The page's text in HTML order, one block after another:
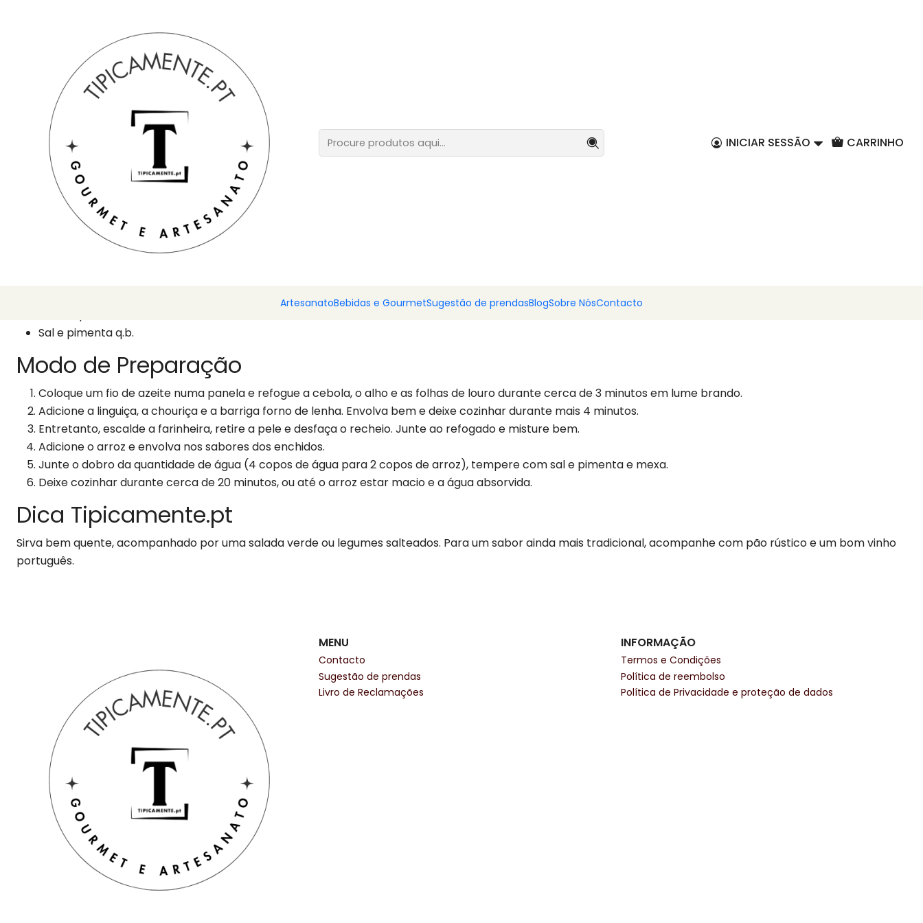
INICIAR SESSÃO CARRINHO
ArtesanatoBebidas e GourmetSugestão de prendasBlogSobre NósContacto
Receita de Arroz de Enchidos
Ingredientes
2 copos de arroz
4 Linguiças Extra às rodelas
½ Chouriça do Lavrador às rodelas
150 g de Barriga Forno de Lenha em cubos
Sal e pimenta q.b.
Modo de Preparação
Coloque um fio de azeite numa panela e refogue a cebola, o alho e as folhas de louro durante cerca de 3 minutos em lume brando.
Adicione a linguiça, a chouriça e a barriga forno de lenha. Envolva bem e deixe cozinhar durante mais 4 minutos.
Entretanto, escalde a farinheira, retire a pele e desfaça o recheio. Junte ao refogado e misture bem.
Adicione o arroz e envolva nos sabores dos enchidos.
Junte o dobro da quantidade de água (4 copos de água para 2 copos de arroz), tempere com sal e pimenta e mexa.
Deixe cozinhar durante cerca de 20 minutos, ou até o arroz estar macio e a água absorvida.
Dica Tipicamente.pt
Sirva bem quente, acompanhado por uma salada verde ou legumes salteados. Para um sabor ainda mais tradicional, acompanhe com pão rústico e um bom vinho
português.
MENU
Contacto
Sugestão de prendas
Livro de Reclamações
INFORMAÇÃO
Termos e Condições
Política de reembolso
Política de Privacidade e proteção de dados